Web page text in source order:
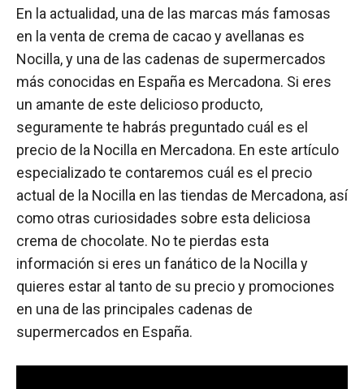
En la actualidad, una de las marcas más famosas
en la venta de crema de cacao y avellanas es
Nocilla, y una de las cadenas de supermercados
más conocidas en España es Mercadona. Si eres
un amante de este delicioso producto,
seguramente te habrás preguntado cuál es el
precio de la Nocilla en Mercadona. En este artículo
especializado te contaremos cuál es el precio
actual de la Nocilla en las tiendas de Mercadona, así
como otras curiosidades sobre esta deliciosa
crema de chocolate. No te pierdas esta
información si eres un fanático de la Nocilla y
quieres estar al tanto de su precio y promociones
en una de las principales cadenas de
supermercados en España.